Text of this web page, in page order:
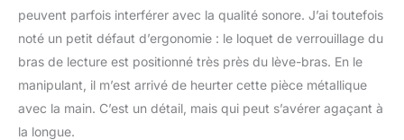
peuvent parfois interférer avec la qualité sonore. J’ai toutefois
noté un petit défaut d’ergonomie : le loquet de verrouillage du
bras de lecture est positionné très près du lève-bras. En le
manipulant, il m’est arrivé de heurter cette pièce métallique
avec la main. C’est un détail, mais qui peut s’avérer agaçant à
la longue.